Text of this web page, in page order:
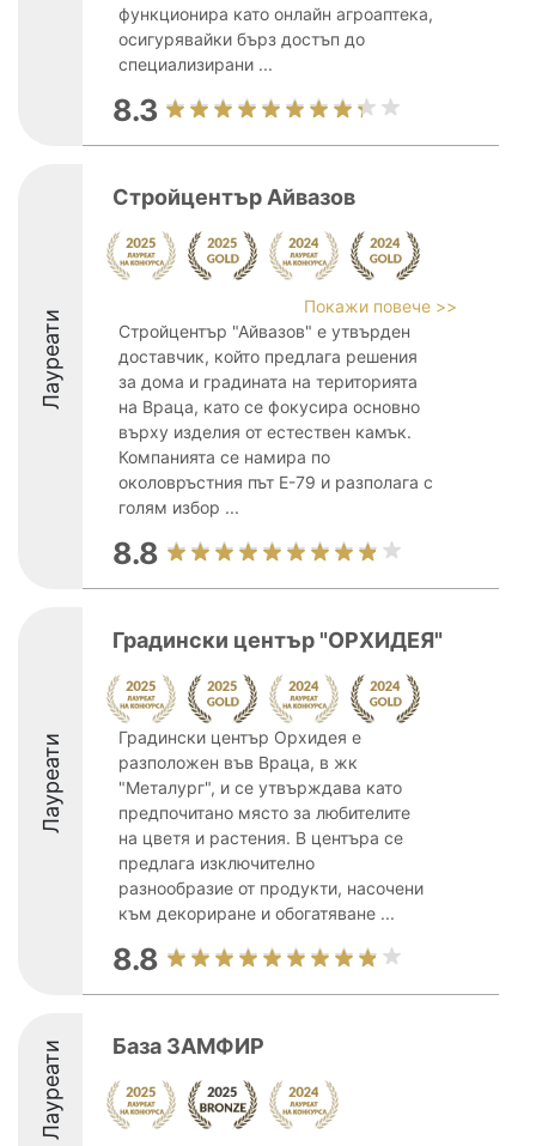
функционира като онлайн агроаптека,
осигурявайки бърз достъп до
специализирани ...
8.3
Лауреати
Стройцентър Айвазов
Покажи повече >>
Стройцентър "Айвазов" е утвърден
доставчик, който предлага решения
за дома и градината на територията
на Враца, като се фокусира основно
върху изделия от естествен камък.
Компанията се намира по
околовръстния път Е-79 и разполага с
голям избор ...
8.8
Лауреати
Градински център "ОРХИДЕЯ"
Градински център Орхидея е
разположен във Враца, в жк
"Металург", и се утвърждава като
предпочитано място за любителите
на цветя и растения. В центъра се
предлага изключително
разнообразие от продукти, насочени
към декориране и обогатяване ...
8.8
Лауреати База ЗАМФИР